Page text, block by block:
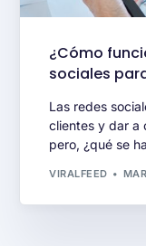
¿Cómo
sociales
Las redes
clientes y dar a
pero, ¿qué se
VIRALFEED